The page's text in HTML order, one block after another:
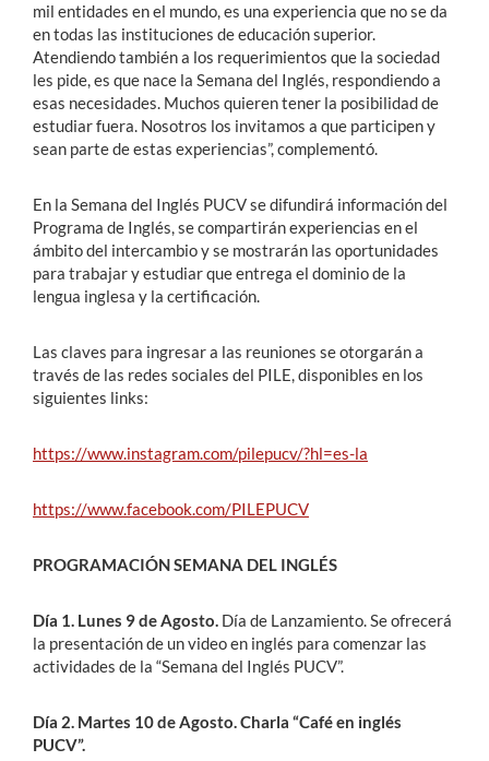
mil entidades en el mundo, es una experiencia que no se da
en todas las instituciones de educación superior.
Atendiendo también a los requerimientos que la sociedad
les pide, es que nace la Semana del Inglés, respondiendo a
esas necesidades. Muchos quieren tener la posibilidad de
estudiar fuera. Nosotros los invitamos a que participen y
sean parte de estas experiencias”, complementó.
En la Semana del Inglés PUCV se difundirá información del
Programa de Inglés, se compartirán experiencias en el
ámbito del intercambio y se mostrarán las oportunidades
para trabajar y estudiar que entrega el dominio de la
lengua inglesa y la certificación.
Las claves para ingresar a las reuniones se otorgarán a
través de las redes sociales del PILE, disponibles en los
siguientes links:
https://www.instagram.com/pilepucv/?hl=es-la
https://www.facebook.com/PILEPUCV
PROGRAMACIÓN SEMANA DEL INGLÉS
Día 1. Lunes 9 de Agosto. Día de Lanzamiento. Se ofrecerá
la presentación de un video en inglés para comenzar las
actividades de la “Semana del Inglés PUCV”.
Día 2. Martes 10 de Agosto.Charla “Café en inglés
PUCV”.